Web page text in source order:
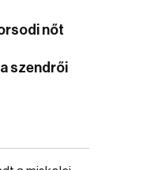
nőt
szendrői